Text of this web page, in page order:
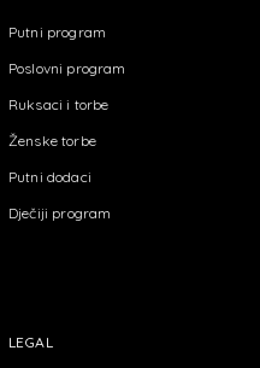
Putni program
Poslovni program
Ruksaci i torbe
Ženske torbe
Putni dodaci
Dječiji program
LEGAL